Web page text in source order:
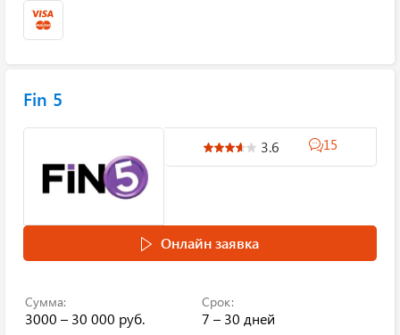
Fin 5
3.6 15
Онлайн заявка
Сумма:
3000 – 30 000 руб.
Срок:
7 – 30 дней